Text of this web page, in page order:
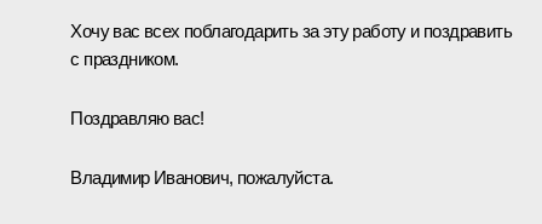
Хочу вас всех поблагодарить за эту работу и поздравить
с праздником.
Поздравляю вас!
Владимир Иванович, пожалуйста.